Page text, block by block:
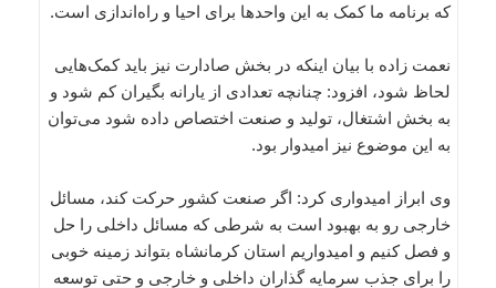
که برنامه ما کمک به این واحدها برای احیا و راه‌اندازی است.
نعمت زاده با بیان اینکه در بخش صادارت نیز باید کمک‌هایی
لحاظ شود، افزود: چنانچه تعدادی از یارانه بگیران کم شود و
به بخش اشتغال، تولید و صنعت اختصاص داده شود می‌توان
به این موضوع نیز امیدوار بود.
وی ابراز امیدواری کرد: اگر صنعت کشور حرکت کند، مسائل
خارجی رو به بهبود است به شرطی که مسائل داخلی را حل
و فصل کنیم و امیدواریم استان کرمانشاه بتواند زمینه خوبی
را برای جذب سرمایه گذاران داخلی و خارجی و حتی توسعه